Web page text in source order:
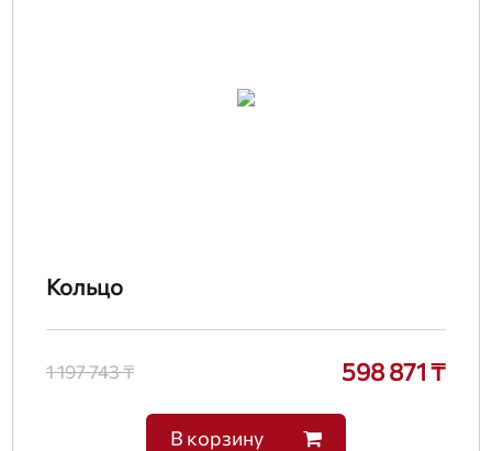
Кольцо
1 197 743 ₸ 598 871 ₸
В корзину